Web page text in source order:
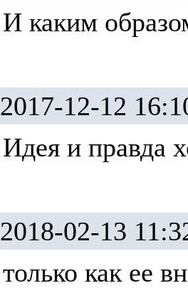
И каким
2017-12-12
Идея и правда
2018-02-13
только как ее